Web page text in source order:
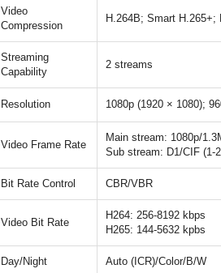
Video
Compression
H.264B; Smart
Streaming
Capability
2 streams
Resolution 1080p (1920 × 1080);
Video Frame Rate
Main stream: 1080p/
Sub stream: D1/CIF (1-
Bit Rate Control CBR/VBR
Video Bit Rate
H264: 256-8192 kbps
H265: 144-5632 kpbs
Day/Night Auto (ICR)/Color/B/W